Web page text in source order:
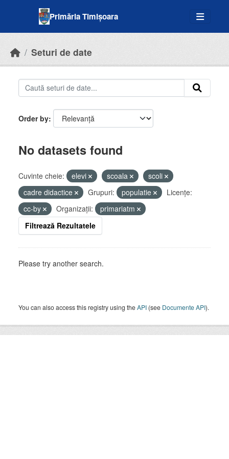
Primăria Timișoara
Seturi de date
Order by
No datasets found
Cuvinte cheie: elevi scoala
scoli
cadre didactice
Grupuri: populatie
Licenţe:
cc-by
Organizații:
primariatm
Filtrează Rezultatele
Please try another search.
You can also access this registry using theAPI (see Documente API).